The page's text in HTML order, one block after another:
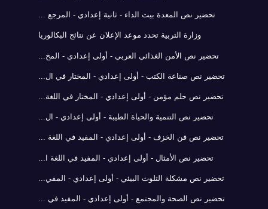
تحضير نص المعدة بيت الداء - ثانية إعدادي - المرجع ...
وزارة التربية تحدد موعد الإعلان عن نتائج البكالوريا
تحضير نص الأمن الغذائي العربي - أولى إعدادي - المخ...
تحضير نص صناعة الكتب - أولى إعدادي - المختار في ال...
تحضير نص حلم مؤمن - أولى إعدادي - المختار في اللغة...
تحضير نص التنمية والحياة الطيبة - أولى إعدادي - ال...
تحضير نص فن الخزف - أولى إعدادي - المفيد في اللغة ...
تحضير نص الأمثال - أولى إعدادي - المفيد في اللغة ا...
تحضير نص مشكلة التلوث البيئي - أولى إعدادي - المفي...
تحضير نص الصحة والمجتمع - أولى إعدادي - المفيد في ...